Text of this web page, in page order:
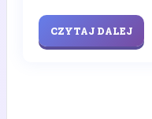
CZYTAJ DALEJ